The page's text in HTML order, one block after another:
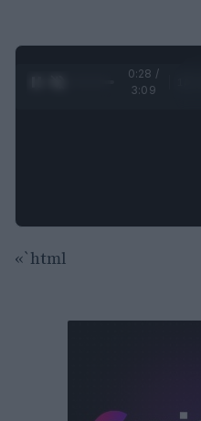
0:29 /
3:09
«`html